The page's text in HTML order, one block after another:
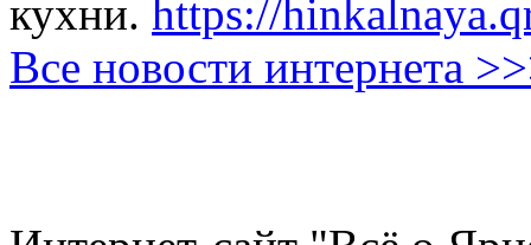
кухни. https://
Все новости интернета